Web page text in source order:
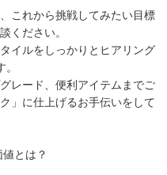
これから挑戦してみたい目標
ください。
イルをしっかりとヒアリング
レード、便利アイテムまでご
」に仕上げるお手伝いをして
とは？